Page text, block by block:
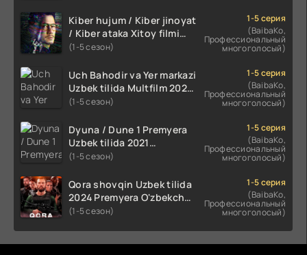
Kiber hujum / Kiber jinoyat
/ Kiber ataka Xitoy filmi
Uzbek tilida O'zbekcha
HD skachat
(1-5 сезон)
1-5 серия
(BaibaKo,
Профессиональный
многоголосый)
Uch Bahodir va Yer markazi
Uzbek tilida Multfilm 2025
tarjima HD skachat
(1-5 сезон)
1-5 серия
(BaibaKo,
Профессиональный
многоголосый)
Dyuna / Dune 1 Premyera
Uzbek tilida 2021
O'zbekcha tarjima kino HD
(1-5 сезон)
1-5 серия
(BaibaKo,
Профессиональный
многоголосый)
Qora shovqin Uzbek tilida
2024 Premyera O'zbekcha
tarjima kino HD skachat
(1-5 сезон)
1-5 серия
(BaibaKo,
Профессиональный
многоголосый)